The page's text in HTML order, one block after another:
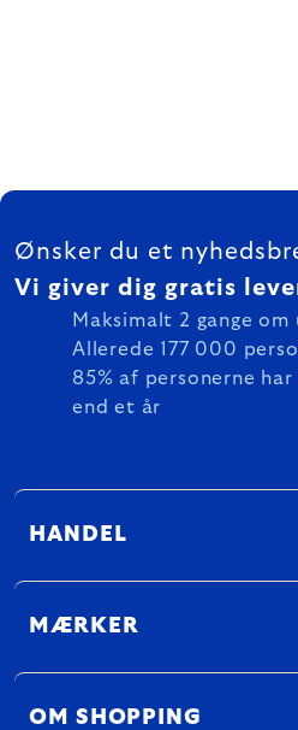
FOOTER
Ønsker du et
Vi giver dig gratis
Maksimalt 2 gange om
Allerede 177 000
85% af personerne
end et år
HANDEL
MÆRKER
OM SHOPPING